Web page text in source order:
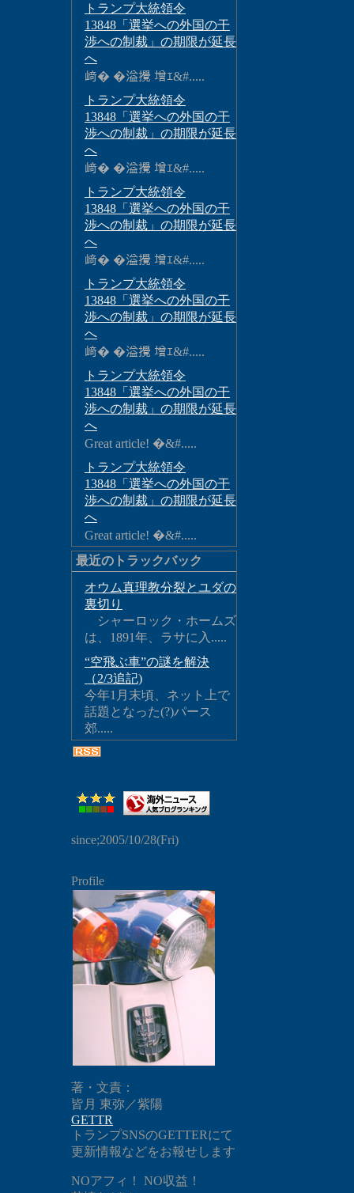
トランプ大統領令
13848「選挙への外国の干
渉への制裁」の期限が延長
へ
﨑� �溢攪 增ｴ&#.....
トランプ大統領令
13848「選挙への外国の干
渉への制裁」の期限が延長
へ
﨑� �溢攪 增ｴ&#.....
トランプ大統領令
13848「選挙への外国の干
渉への制裁」の期限が延長
へ
﨑� �溢攪 增ｴ&#.....
トランプ大統領令
13848「選挙への外国の干
渉への制裁」の期限が延長
へ
﨑� �溢攪 增ｴ&#.....
トランプ大統領令
13848「選挙への外国の干
渉への制裁」の期限が延長
へ
Great article! �&#.....
トランプ大統領令
13848「選挙への外国の干
渉への制裁」の期限が延長
へ
Great article! �&#.....
最近のトラックバック
オウム真理教分裂とユダの
裏切り
シャーロック・ホームズ
は、1891年、ラサに入.....
“空飛ぶ車”の謎を解決
（2/3追記)
今年1月末頃、ネット上で
話題となった(?)パース
郊.....
since;2005/10/28(Fri)
Profile
著・文責：
皆月 東弥／紫陽
GETTR
トランプSNSのGETTERにて
更新情報などをお報せします
NOアフィ！ NO収益！